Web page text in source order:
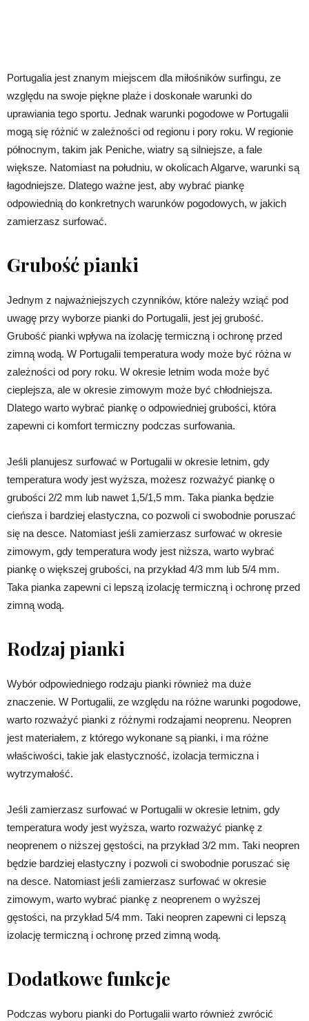
Portugalia jest znanym miejscem dla miłośników surfingu, ze
względu na swoje piękne plaże i doskonałe warunki do
uprawiania tego sportu. Jednak warunki pogodowe w Portugalii
mogą się różnić w zależności od regionu i pory roku. W regionie
północnym, takim jak Peniche, wiatry są silniejsze, a fale
większe. Natomiast na południu, w okolicach Algarve, warunki są
łagodniejsze. Dlatego ważne jest, aby wybrać piankę
odpowiednią do konkretnych warunków pogodowych, w jakich
zamierzasz surfować.
Grubość pianki
Jednym z najważniejszych czynników, które należy wziąć pod
uwagę przy wyborze pianki do Portugalii, jest jej grubość.
Grubość pianki wpływa na izolację termiczną i ochronę przed
zimną wodą. W Portugalii temperatura wody może być różna w
zależności od pory roku. W okresie letnim woda może być
cieplejsza, ale w okresie zimowym może być chłodniejsza.
Dlatego warto wybrać piankę o odpowiedniej grubości, która
zapewni ci komfort termiczny podczas surfowania.
Jeśli planujesz surfować w Portugalii w okresie letnim, gdy
temperatura wody jest wyższa, możesz rozważyć piankę o
grubości 2/2 mm lub nawet 1,5/1,5 mm. Taka pianka będzie
cieńsza i bardziej elastyczna, co pozwoli ci swobodnie poruszać
się na desce. Natomiast jeśli zamierzasz surfować w okresie
zimowym, gdy temperatura wody jest niższa, warto wybrać
piankę o większej grubości, na przykład 4/3 mm lub 5/4 mm.
Taka pianka zapewni ci lepszą izolację termiczną i ochronę przed
zimną wodą.
Rodzaj pianki
Wybór odpowiedniego rodzaju pianki również ma duże
znaczenie. W Portugalii, ze względu na różne warunki pogodowe,
warto rozważyć pianki z różnymi rodzajami neoprenu. Neopren
jest materiałem, z którego wykonane są pianki, i ma różne
właściwości, takie jak elastyczność, izolacja termiczna i
wytrzymałość.
Jeśli zamierzasz surfować w Portugalii w okresie letnim, gdy
temperatura wody jest wyższa, warto rozważyć piankę z
neoprenem o niższej gęstości, na przykład 3/2 mm. Taki neopren
będzie bardziej elastyczny i pozwoli ci swobodnie poruszać się
na desce. Natomiast jeśli zamierzasz surfować w okresie
zimowym, warto wybrać piankę z neoprenem o wyższej
gęstości, na przykład 5/4 mm. Taki neopren zapewni ci lepszą
izolację termiczną i ochronę przed zimną wodą.
Dodatkowe funkcje
Podczas wyboru pianki do Portugalii warto również zwrócić